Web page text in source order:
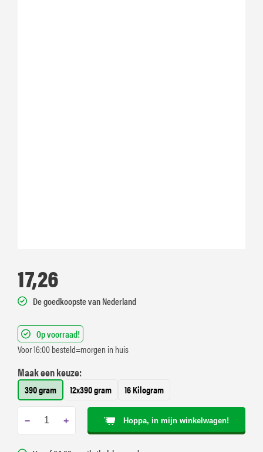
17,26
De goedkoopste van Nederland
Op voorraad!
Voor 16:00 besteld=morgen in huis
Maak een keuze:
390 gram 12x390 gram 16 Kilogram
− + Hoppa, in mijn winkelwagen!